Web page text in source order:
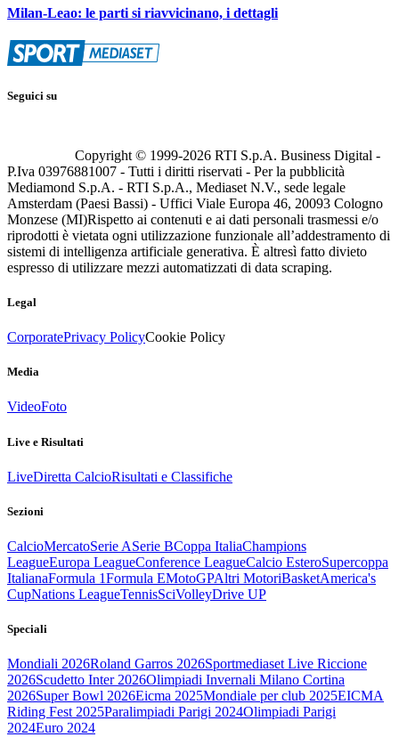
Milan-Leao: le parti si riavvicinano, i dettagli
Seguici su
Copyright © 1999-2026 RTI S.p.A. Business Digital -
P.Iva 03976881007 - Tutti i diritti riservati - Per la pubblicità
Mediamond S.p.A. - RTI S.p.A., Mediaset N.V., sede legale
Amsterdam (Paesi Bassi) - Uffici Viale Europa 46, 20093 Cologno
Monzese (MI)Rispetto ai contenuti e ai dati personali trasmessi e/o
riprodotti è vietata ogni utilizzazione funzionale all’addestramento di
sistemi di intelligenza artificiale generativa. È altresì fatto divieto
espresso di utilizzare mezzi automatizzati di data scraping.
Legal
CorporatePrivacy PolicyCookie Policy
Media
VideoFoto
Live e Risultati
LiveDiretta CalcioRisultati e Classifiche
Sezioni
CalcioMercatoSerie ASerie BCoppa ItaliaChampions
LeagueEuropa LeagueConference LeagueCalcio EsteroSupercoppa
ItalianaFormula 1Formula EMotoGPAltri MotoriBasketAmerica's
CupNations LeagueTennisSciVolleyDrive UP
Speciali
Mondiali 2026Roland Garros 2026Sportmediaset Live Riccione
2026Scudetto Inter 2026Olimpiadi Invernali Milano Cortina
2026Super Bowl 2026Eicma 2025Mondiale per club 2025EICMA
Riding Fest 2025Paralimpiadi Parigi 2024Olimpiadi Parigi
2024Euro 2024